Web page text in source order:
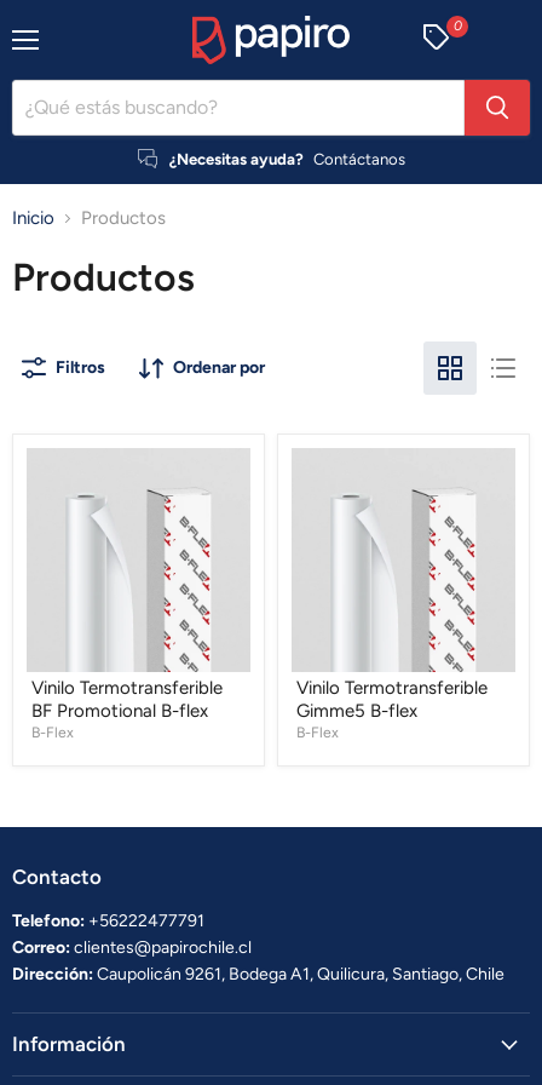
¿Necesitas ayuda? Contáctanos
0
Inicio Productos
Productos
Filtros Ordenar por
Promotional
Vinilo Termotransferible
BF Promotional B-flex
B-Flex
Gimme5
Vinilo Termotransferible
Gimme5 B-flex
B-Flex
Contacto
Telefono: +56222477791
Correo:clientes@papirochile.cl
Dirección:Caupolicán 9261, Bodega A1, Quilicura, Santiago, Chile
Información